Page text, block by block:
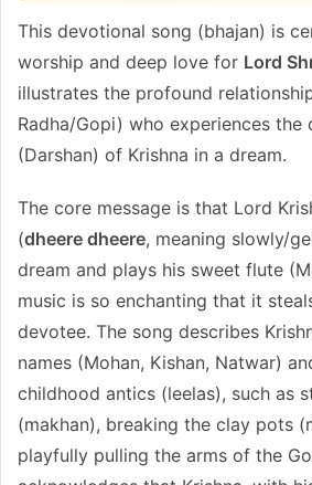
This devotional song (bhajan) is
worship and deep love for Lord
illustrates the profound
Radha/Gopi) who experiences the
(Darshan) of Krishna in a dream.
The core message is that Lord
(dheere dheere, meaning slowly/
dream and plays his sweet flute
music is so enchanting that it
devotee. The song describes
names (Mohan, Kishan, Natwar)
childhood antics (leelas), such as
(makhan), breaking the clay pots
playfully pulling the arms of the